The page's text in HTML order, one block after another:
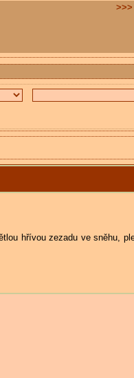
hřívou zezadu ve sněhu,